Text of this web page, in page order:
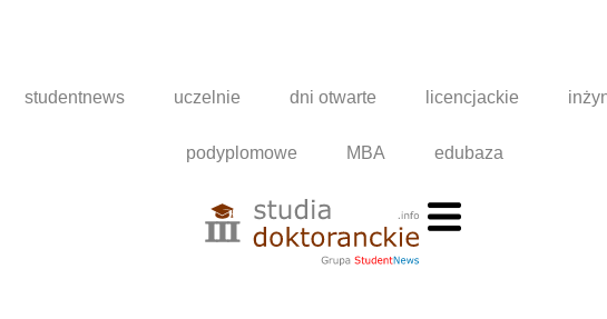
studentnews uczelnie dni otwarte licencjackie
podyplomowe MBA edubaza